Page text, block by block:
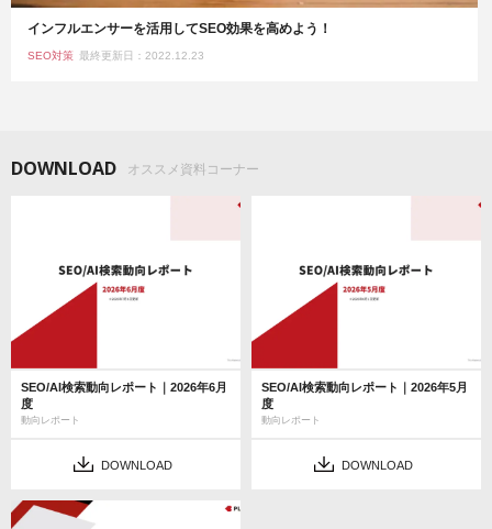
インフルエンサーを活用してSEO効果を高めよう！
SEO対策 最終更新日：2022.12.23
DOWNLOAD オススメ資料コーナー
SEO/AI検索動向レポート｜2026年6月
度
動向レポート
DOWNLOAD
SEO/AI検索動向レポート｜2026年5月
度
動向レポート
DOWNLOAD